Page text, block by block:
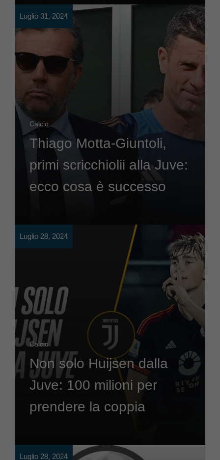
Luglio 31, 2024
Calcio
Thiago Motta-Giuntoli,
primi scricchiolii alla Juve:
ecco cosa è successo
Luglio 28, 2024
Calcio
Non solo Huijsen dalla
Juve: 100 milioni per
prendere la coppia
Luglio 28, 2024